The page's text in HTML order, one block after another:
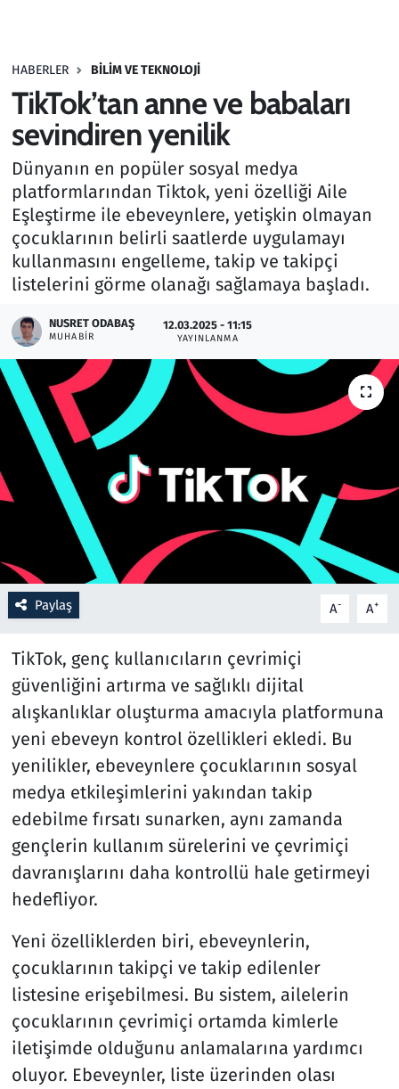
HABERLER BILIM VE TEKNOLOJI
TikTok’tan anne ve babaları
sevindiren yenilik
Dünyanın en popüler sosyal medya
platformlarından Tiktok, yeni özelliği Aile
Eşleştirme ile ebeveynlere, yetişkin olmayan
çocuklarının belirli saatlerde uygulamayı
kullanmasını engelleme, takip ve takipçi
listelerini görme olanağı sağlamaya başladı.
NUSRET ODABAŞ
MUHABIR
12.03.2025 - 11:15
YAYINLANMA
Paylaş A- A+
TikTok, genç kullanıcıların çevrimiçi
güvenliğini artırma ve sağlıklı dijital
alışkanlıklar oluşturma amacıyla platformuna
yeni ebeveyn kontrol özellikleri ekledi. Bu
yenilikler, ebeveynlere çocuklarının sosyal
medya etkileşimlerini yakından takip
edebilme fırsatı sunarken, aynı zamanda
gençlerin kullanım sürelerini ve çevrimiçi
davranışlarını daha kontrollü hale getirmeyi
hedefliyor.
Yeni özelliklerden biri, ebeveynlerin,
çocuklarının takipçi ve takip edilenler
listesine erişebilmesi. Bu sistem, ailelerin
çocuklarının çevrimiçi ortamda kimlerle
iletişimde olduğunu anlamalarına yardımcı
oluyor. Ebeveynler, liste üzerinden olası
Haber
Kültür Sanat
Kurumsal Haberler
Lezzet Durağı
Memur ve Kamu
Ramazan
Resmi İlanlar
Rüya Tabirleri
Sağlık
Savunma Sanayi
Seçim 2023
Spor
Teknoloji ve Bilim
Televizyon